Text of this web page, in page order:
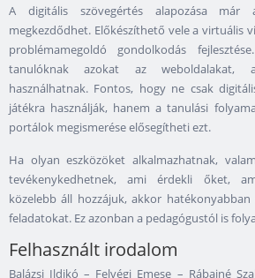
A digitális szövegértés alapozása már
megkezdődhet. Előkészíthető vele a virtuális
problémamegoldó gondolkodás
tanulóknak azokat az weboldalakat,
használhatnak. Fontos, hogy ne csak
játékra használják, hanem a tanulási
portálok megismerése elősegítheti ezt.
Ha olyan eszközöket alkalmazhatnak,
tevékenykedhetnek, ami érdekli őket,
közelebb áll hozzájuk, akkor
feladatokat. Ez azonban a pedagógustól is
Felhasznált irodalom
Balázsi Ildikó – Felvégi Emese – Rábainé